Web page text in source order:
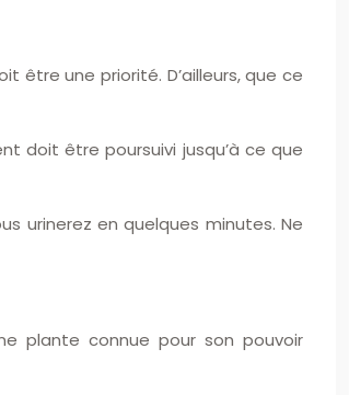
être une priorité. D’ailleurs, que ce
doit être poursuivi jusqu’à ce que
urinerez en quelques minutes. Ne
plante connue pour son pouvoir